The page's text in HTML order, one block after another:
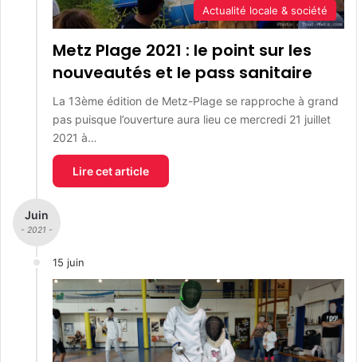
Actualité locale & société
Metz Plage 2021 : le point sur les
nouveautés et le pass sanitaire
La 13ème édition de Metz-Plage se rapproche à grand
pas puisque l’ouverture aura lieu ce mercredi 21 juillet
2021 à…
Lire cet article
Juin
- 2021 -
15 juin